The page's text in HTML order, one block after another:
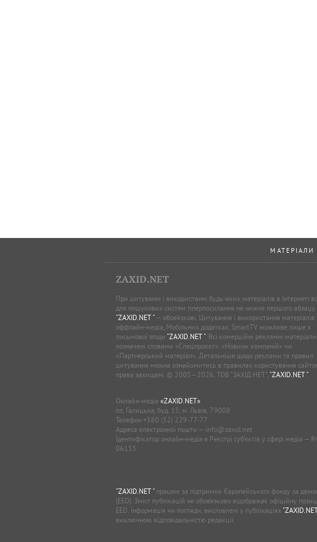
ZAXID.NET
При цитуванні і використанні будь-яких матеріалів в Інтернеті
для пошукових систем гіперпосилання не нижче першого абзацу
"ZAXID.NET "— обов’язкові. Цитування і використання матеріалів
оффлайн-медіа, Мобільних додатках, SmartTV можливе лише з
письмової згоди "ZAXID.NET ". Всі комерційні рекламні матеріали
позначені словами «Спецпроєкт», «Новини компаній» чи
«Партнерський матеріал». Детальніше щодо реклами та правил
цитування можна ознайомитись в правилах користування
права захищені. © 2005—2026, ТОВ “ЗАХІД.НЕТ”, "ZAXID.NET ".
Онлайн-медіа «ZAXID.NET»
пл. Галицька, буд. 15, м. Львів, 79008
Телефон +380 (32) 229-77-77
Адреса електронної пошти — info@zaxid.net
Ідентифікатор онлайн-медіа в Реєстрі суб'єктів у сфері медіа —
06155
"ZAXID.NET "працює за підтримки Європейського фонду за
(EED). Зміст публікацій не обов’язково відображає офіційну
EED. Інформація чи погляди, висловлені у публікаціях
виключною відповідальністю редакції.